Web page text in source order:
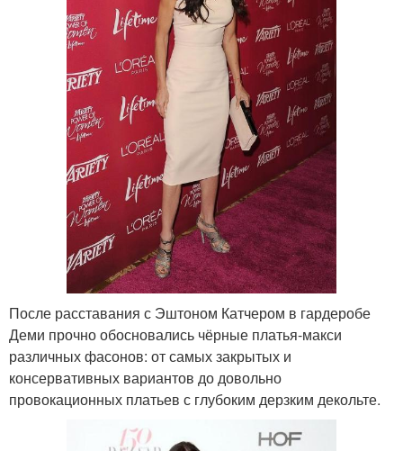
После расставания с Эштоном Катчером в гардеробе
Деми прочно обосновались чёрные платья-макси
различных фасонов: от самых закрытых и
консервативных вариантов до довольно
провокационных платьев с глубоким дерзким декольте.